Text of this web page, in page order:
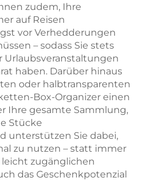
zudem, Ihre
auf Reisen
vor Verhedderungen
– sodass Sie stets
Urlaubsveranstaltungen
haben. Darüber hinaus
oder halbtransparenten
Box-Organizer einen
Ihre gesamte Sammlung,
Stücke
unterstützen Sie dabei,
zu nutzen – statt immer
zugänglichen
das Geschenkpotenzial